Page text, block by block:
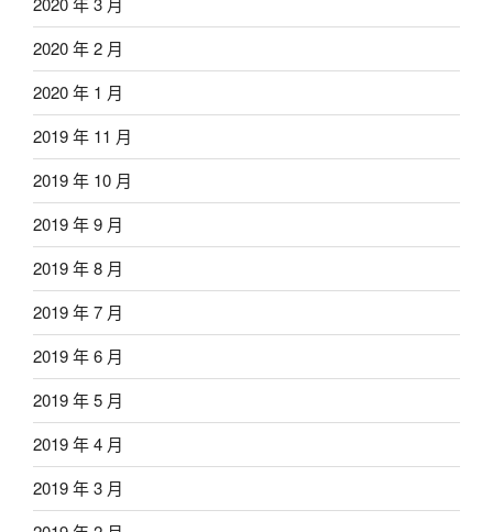
2020 年 2 月
2020 年 1 月
2019 年 11 月
2019 年 10 月
2019 年 9 月
2019 年 8 月
2019 年 7 月
2019 年 6 月
2019 年 5 月
2019 年 4 月
2019 年 3 月